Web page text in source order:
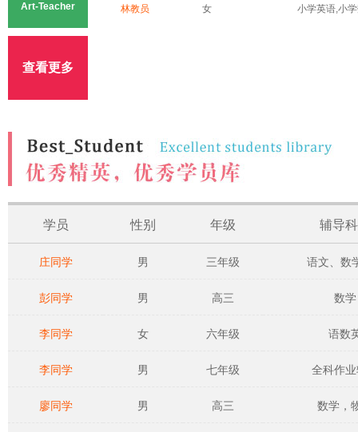
Art-Teacher
查看更多
林教员
女 小学英语,小
学员 性别 年级 辅导
庄同学 男 三年级 语文、数
彭同学 男 高三 数学
李同学 女 六年级 语数
李同学 男 七年级 全科作
廖同学 男 高三 数学，